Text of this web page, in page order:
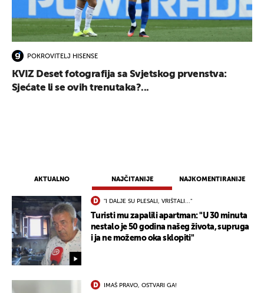
AKTUALNO NAJČITANIJE NAJKOMENTIRANIJE
"I DALJE SU PLESALI, VRIŠTALI..."
Turisti mu zapalili apartman: "U 30 minuta
nestalo je 50 godina našeg života, supruga
i ja ne možemo oka sklopiti"
IMAŠ PRAVO, OSTVARI GA!
POKROVITELJ HISENSE
KVIZ Deset fotografija sa Svjetskog prvenstva:
Sjećate li se ovih trenutaka?...